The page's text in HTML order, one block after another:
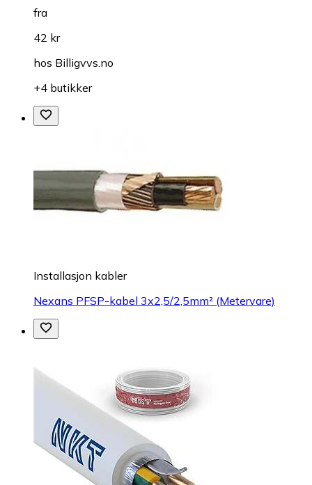
fra
42 kr
hos Billigvvs.no
+4 butikker
Installasjon kabler
Nexans PFSP-kabel 3x2,5/2,5mm² (Metervare)